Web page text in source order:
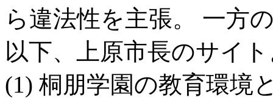
ら違法性を主張。 一方
以下、上原市長のサイ
(1) 桐朋学園の教育環境